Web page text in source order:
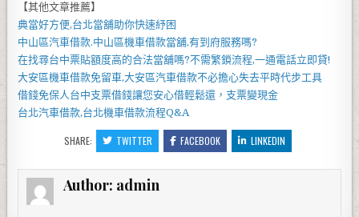
【其他文章推薦】
典當好方便,台北當舖助你快速紓困
中山區汽車借款.中山區機車借款當舖,有到府服務嗎?
在找尋台中票貼額度高的合法當舖嗎?不需繁鎖流程,一通電話立即貸!
大安區機車借款免留車,大安區汽車借款不必擔心失去平時代步工具
借錢免保人台中支票借錢讓您安心借輕鬆還，支票變現金
台北汽車借款,台北機車借款流程Q&A
SHARE: TWITTER FACEBOOK LINKEDIN
Author: admin